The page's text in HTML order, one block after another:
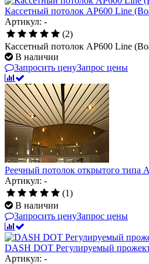
Кассетный потолок AP600 Line
Артикул: -
(2)
Кассетный потолок AP600 Line
В наличии
Запросить ценуЗапрос цены
Реечный потолок открытого типа
Артикул: -
(1)
В наличии
Запросить ценуЗапрос цены
DASH DOT Регулируемый
Артикул: -